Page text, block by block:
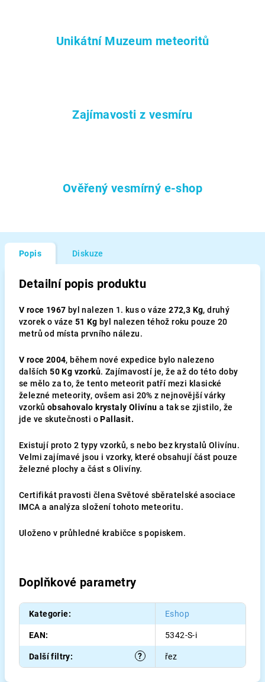
Unikátní Muzeum meteoritů
Zajímavosti z vesmíru
Ověřený vesmírný e-shop
Popis Diskuze
Detailní popis produktu
V roce 1967 byl nalezen 1. kus o váze 272,3 Kg, druhý
vzorek o váze 51 Kg byl nalezen téhož roku pouze 20
metrů od místa prvního nálezu.
V roce 2004, během nové expedice bylo nalezeno
dalších 50 Kg vzorků. Zajímavostí je, že až do této doby
se mělo za to, že tento meteorit patří mezi klasické
železné meteority, ovšem asi 20% z nejnovější várky
vzorků obsahovalo krystaly Olivínu a tak se zjistilo, že
jde ve skutečnosti o Pallasit.
Existují proto 2 typy vzorků, s nebo bez krystalů Olivínu.
Velmi zajímavé jsou i vzorky, které obsahují část pouze
železné plochy a část s Olivíny.
Certifikát pravosti člena Světové sběratelské asociace
IMCA a analýza složení tohoto meteoritu.
Uloženo v průhledné krabičce s popiskem.
Doplňkové parametry
Kategorie: Eshop
EAN: 5342-S-i
?
Další filtry: řez